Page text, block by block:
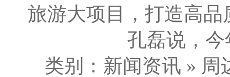
旅游大项目，打造高
孔磊说，
类别：新闻资讯 »